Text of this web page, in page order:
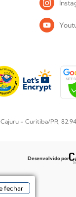
Cajuru - Curitiba/PR,
Desenvolvido por
fechar